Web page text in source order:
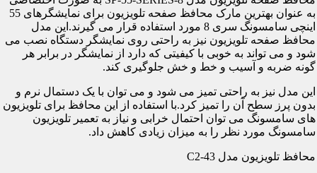
به عنوان بهترین مارک محافظ صفحه تلویزیون برای نمایشگرهای 55
اینچی سامسونگ سری 8 مورد استفاده قرار می گیرند.این مدل
محافظ صفحه تلویزیون نیز به راحتی روی نمایشگر دستگاه نصب می
شود و می تواند به خوبی با کیفیتی که دارد از نمایشگر در برابر هر
گونه ضربه و آسیب و خط و خش جلوگیری کند.
این مدل نیز به راحتی تمیز می شود و می توان با یک دستمال نرم و
بدون پرز سطح آن را تمیز کرد.با استفاده از این محافظ برای تلویزیون
های سامسونگ می توان احتمال خرابی و نیاز به تعمیر تلویزیون
سامسونگ مورد نظر را به میزان زیادی کاهش داد.
محافظ تلویزیون مدل C2-43